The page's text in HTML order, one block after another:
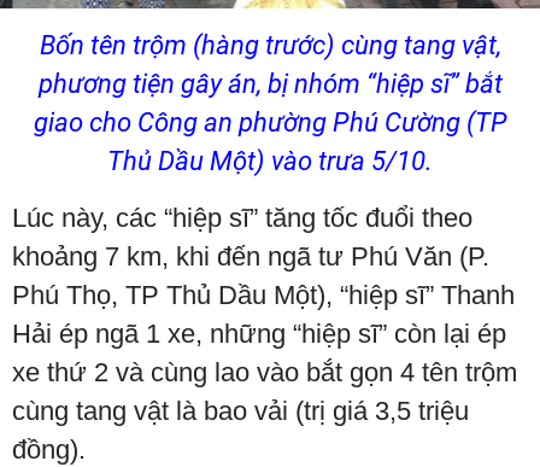
Bốn tên trộm (hàng trước) cùng tang vật,
phương tiện gây án, bị nhóm “hiệp sĩ” bắt
giao cho Công an phường Phú Cường (TP
Thủ Dầu Một) vào trưa 5/10.
Lúc này, các “hiệp sĩ” tăng tốc đuổi theo
khoảng 7 km, khi đến ngã tư Phú Văn (P.
Phú Thọ, TP Thủ Dầu Một), “hiệp sĩ” Thanh
Hải ép ngã 1 xe, những “hiệp sĩ” còn lại ép
xe thứ 2 và cùng lao vào bắt gọn 4 tên trộm
cùng tang vật là bao vải (trị giá 3,5 triệu
đồng).